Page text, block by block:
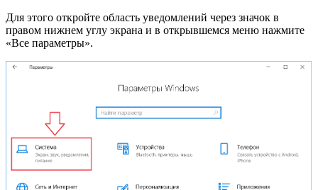
Для этого откройте область уведомлений через значок в
правом нижнем углу экрана и в открывшемся меню нажмите
«Все параметры».